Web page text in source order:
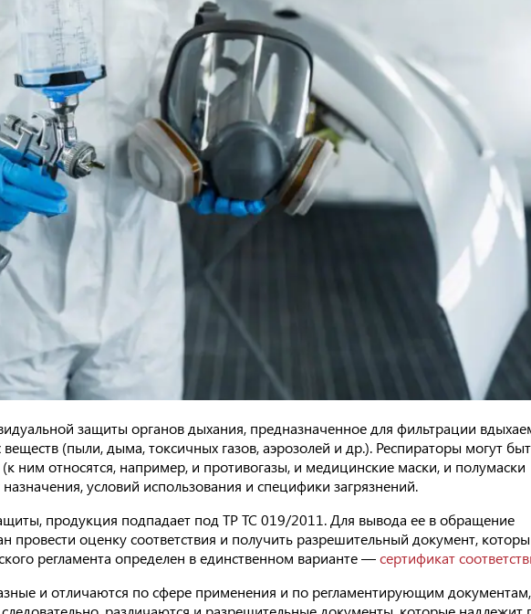
защиты органов дыхания, предназначенное для фильтрации
(пыли, дыма, токсичных газов, аэрозолей и др.). Респираторы могут
ним относятся, например, и противогазы, и медицинские маски, и полумаски
условий использования и специфики загрязнений.
продукция подпадает под ТР ТС 019/2011. Для вывода ее в обращение
провести оценку соответствия и получить разрешительный документ,
регламента определен в единственном варианте —сертификат
и отличаются по сфере применения и по регламентирующим документам,